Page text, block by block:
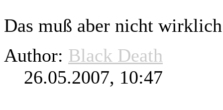
Das muß aber nicht
Author: Black Death
26.05.2007, 10:47